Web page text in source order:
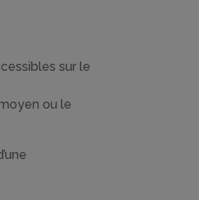
sur le
ou le